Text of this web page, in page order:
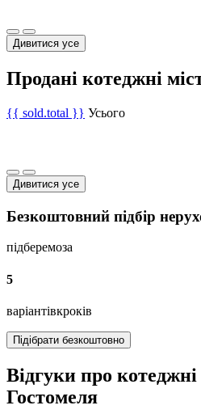
Дивитися усе
Продані котеджні
{{ sold.total }} Усього
Дивитися усе
Безкоштовний підбір
підберемоза
5
варіантівкроків
Підібрати безкоштовно
Відгуки про котеджні
Гостомеля